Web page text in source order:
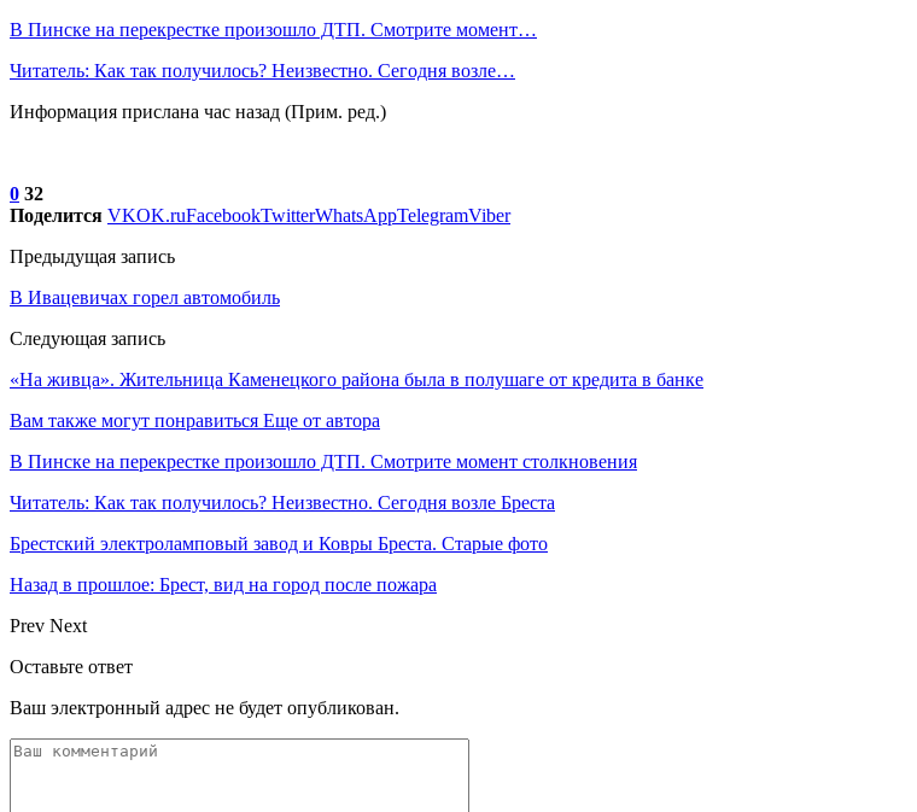
В Пинске на перекрестке произошло ДТП. Смотрите момент…
Читатель: Как так получилось? Неизвестно. Сегодня возле…
Информация прислана час назад (Прим. ред.)
0 32
Поделится VKOK.ruFacebookTwitterWhatsAppTelegramViber
Предыдущая запись
В Ивацевичах горел автомобиль
Следующая запись
«На живца». Жительница Каменецкого района была в полушаге от кредита в банке
Вам также могут понравиться Еще от автора
В Пинске на перекрестке произошло ДТП. Смотрите момент столкновения
Читатель: Как так получилось? Неизвестно. Сегодня возле Бреста
Брестский электроламповый завод и Ковры Бреста. Старые фото
Назад в прошлое: Брест, вид на город после пожара
Prev Next
Оставьте ответ
Ваш электронный адрес не будет опубликован.